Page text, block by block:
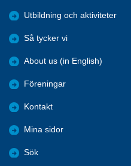
Utbildning och aktiviteter
Så tycker vi
About us (in English)
Föreningar
Kontakt
Mina sidor
Sök